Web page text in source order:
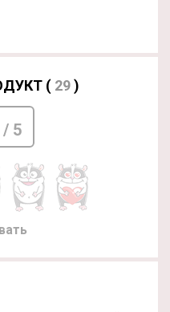
( 29)
/ 5